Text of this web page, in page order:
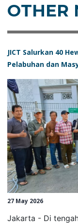
OTHER
JICT Salurkan 40
Pelabuhan dan
27 May 2026
Jakarta - Di